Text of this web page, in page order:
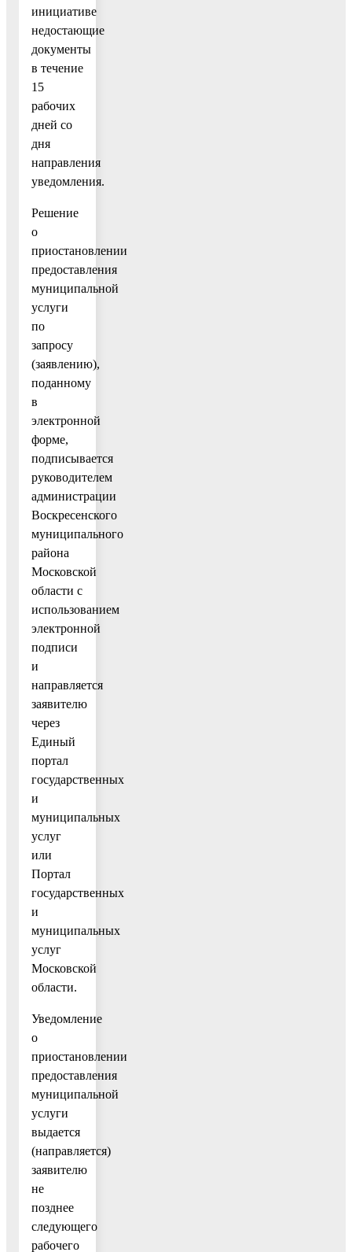
инициативе
недостающие
документы
в течение
15
рабочих
дней со
дня
направления
уведомления.
Решение
о
приостановлении
предоставления
муниципальной
услуги
по
запросу
(заявлению),
поданному
в
электронной
форме,
подписывается
руководителем
администрации
Воскресенского
муниципального
района
Московской
области с
использованием
электронной
подписи
и
направляется
заявителю
через
Единый
портал
государственных
и
муниципальных
услуг
или
Портал
государственных
и
муниципальных
услуг
Московской
области.
Уведомление
о
приостановлении
предоставления
муниципальной
услуги
выдается
(направляется)
заявителю
не
позднее
следующего
рабочего